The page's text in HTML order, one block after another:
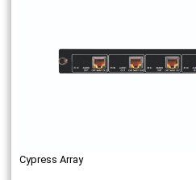
Cypress Array